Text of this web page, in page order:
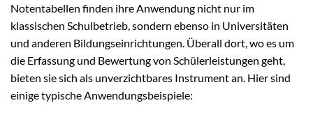
Notentabellen finden ihre Anwendung nicht nur im
klassischen Schulbetrieb, sondern ebenso in Universitäten
und anderen Bildungseinrichtungen. Überall dort, wo es um
die Erfassung und Bewertung von Schülerleistungen geht,
bieten sie sich als unverzichtbares Instrument an. Hier sind
einige typische Anwendungsbeispiele: